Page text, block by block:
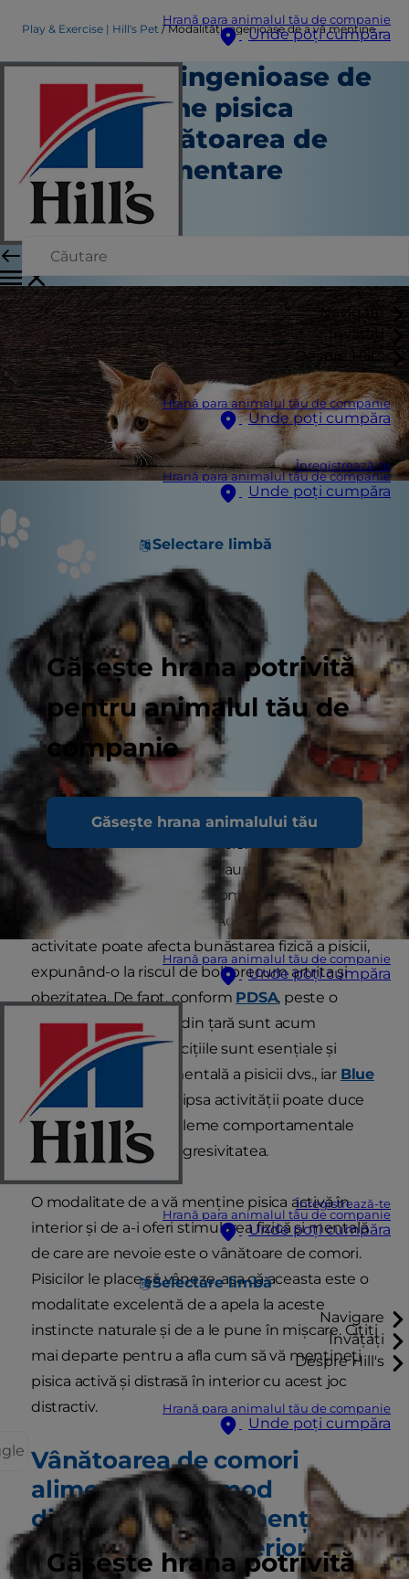
Hrană para animalul tău de companie
Unde poți cumpăra
Navigare
Învățați
Despre Hill's
Hrană para animalul tău de companie
Unde poți cumpăra
Înregistrează-te
Hrană para animalul tău de companie
Unde poți cumpăra
Selectare limbă
Găsește hrana potrivită
pentru animalul tău de
companie
Găsește hrana animalului tău
Hrană para animalul tău de companie
Unde poți cumpăra
Înregistrează-te
Hrană para animalul tău de companie
Unde poți cumpăra
Selectare limbă
Navigare
Învățați
Despre Hill's
Hrană para animalul tău de companie
Unde poți cumpăra
Găsește hrana potrivită
Play & Exercise | Hill's Pet Modalități ingenioase de a vă menține pisica activă: Vânătoarea de comori alimentare
Modalități ingenioase de
a vă menține pisica
activă: Vânătoarea de
comori alimentare
Joacă și exercițiu
Kara Murphy
Ianuarie 03, 2025
Pisicile sunt creaturi active în mod natural, care
fac multă mișcare în sălbăticie. Cu toate acestea,
acest lucru nu este întotdeauna valabil pentru
prietenele noastre feline domesticite, în special
pentru pisicile de interior. Această lipsă de
activitate poate afecta bunăstarea fizică a pisicii,
expunând-o la riscul de boli precum artrita și
obezitatea. De fapt, conform PDSA, peste o
treime dintre pisicile din țară sunt acum
supraponderale. Exercițiile sunt esențiale și
pentru bunăstarea mentală a pisicii dvs., iar Blue
Cross
avertizează că lipsa activității poate duce
la plictiseală și la probleme comportamentale
precum zgârierea și agresivitatea.
O modalitate de a vă menține pisica activă în
interior și de a-i oferi stimularea fizică și mentală
de care are nevoie este o vânătoare de comori.
Pisicilor le place să vâneze, așa că aceasta este o
modalitate excelentă de a apela la aceste
instincte naturale și de a le pune în mișcare. Citiți
mai departe pentru a afla cum să vă mențineți
pisica activă și distrasă în interior cu acest joc
distractiv.
Vânătoarea de comori
alimentare: Un mod
distractiv de a vă menține
pisica activă în interior